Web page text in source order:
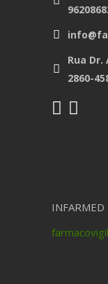
Rua Dr.
2860-
INFARMED